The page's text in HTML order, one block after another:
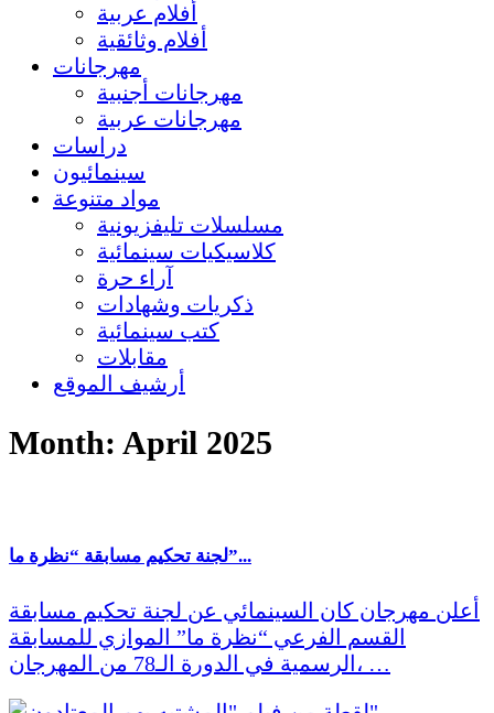
أفلام عربية
أفلام وثائقية
مهرجانات
مهرجانات أجنبية
مهرجانات عربية
دراسات
سينمائيون
مواد متنوعة
مسلسلات تليفزيونية
كلاسيكيات سينمائية
آراء حرة
ذكريات وشهادات
كتب سينمائية
مقابلات
أرشيف الموقع
Month: April 2025
لجنة تحكيم مسابقة “نظرة ما”...
أعلن مهرجان كان السينمائي عن لجنة تحكيم مسابقة
القسم الفرعي “نظرة ما” الموازي للمسابقة
الرسمية في الدورة الـ78 من المهرجان، …